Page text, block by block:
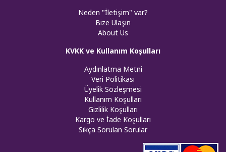
Neden "İletişim" var?
Bize Ulaşın
About Us
KVKK ve Kullanım Koşulları
Aydınlatma Metni
Veri Politikası
Üyelik Sözleşmesi
Kullanım Koşulları
Gizlilik Koşulları
Kargo ve İade Koşulları
Sıkça Sorulan Sorular